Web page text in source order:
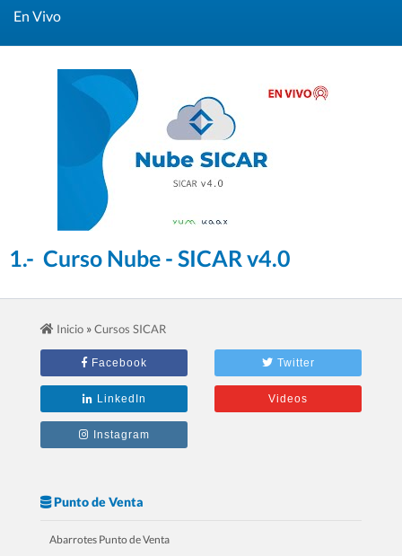
En Vivo
1.- Curso Nube - SICAR v4.0
Inicio »Cursos SICAR
Facebook Twitter
LinkedIn Videos
Instagram
Punto de Venta
Abarrotes Punto de Venta